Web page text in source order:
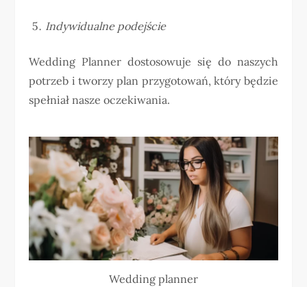
Indywidualne podejście
Wedding Planner dostosowuje się do naszych
potrzeb i tworzy plan przygotowań, który będzie
spełniał nasze oczekiwania.
Wedding planner